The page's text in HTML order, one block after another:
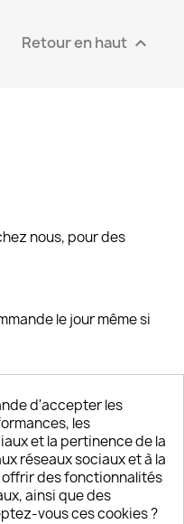
Retour en haut 
nous, pour des
le jour même si
94% de nos clients
7J de 10h à 18H
d'accepter les
les
et la pertinence de la
réseaux sociaux et à la
des fonctionnalités
ainsi que des
vous ces cookies ?